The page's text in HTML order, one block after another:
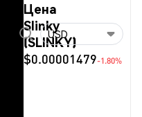
Цена
Slinky
(SLINKY)
$0.00001479-1.80%
USD